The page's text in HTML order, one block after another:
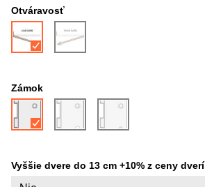
Otváravosť
Zámok
Vyššie dvere do 13 cm +10% z ceny dverí